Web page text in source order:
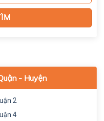
- Huyện
2
4